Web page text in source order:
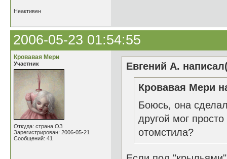
Неактивен
2006-05-23 01:54:55
Кровавая Мери
Участник
Откуда: страна ОЗ
Зарегистрирован: 2006-05-21
Сообщений: 41
Евгений А.
Кровавая Мери
Боюсь, она
другой мог
отомстила?